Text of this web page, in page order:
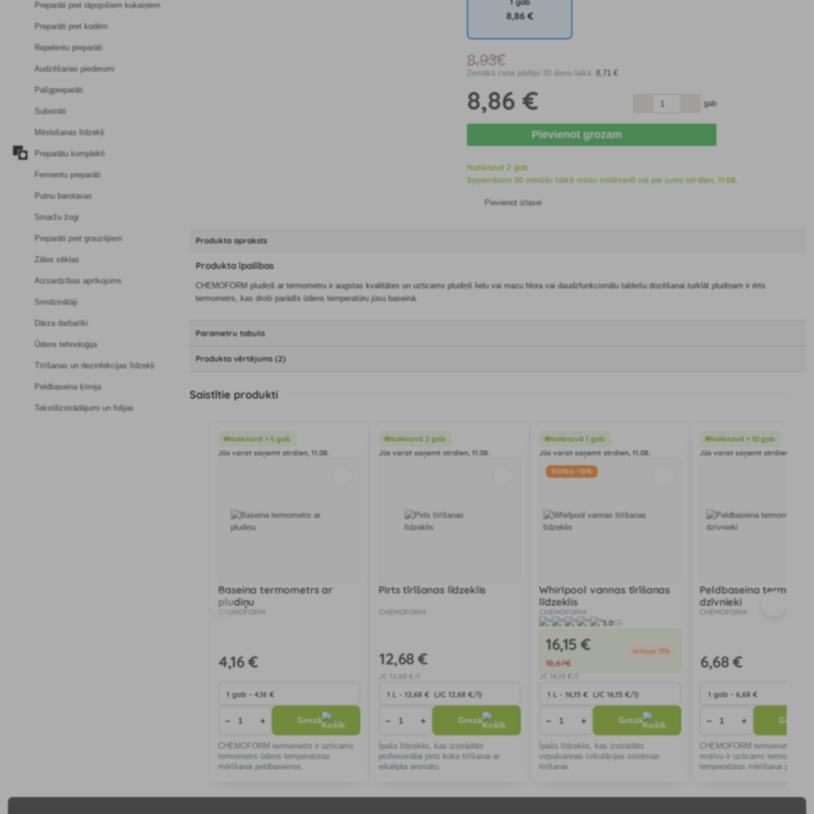
Preparāti pret rāpojošiem kukaiņiem
Preparāti pret kodēm
Repelentu preparāti
Audzēšanas piederumi
Palīgpreparāti
Substrāti
Mēslošanas līdzekļi
Preparātu komplekti
Fermentu preparāti
Putnu barotavas
Smaržu žogi
Preparāti pret grauzējiem
Zāles sēklas
Aizsardzības aprīkojums
Smidzinātāji
Dārza darbarīki
Ūdens tehnoloģija
Tīrīšanas un dezinfekcijas līdzekļi
Peldbaseina ķīmija
Tekstilizstrādājumi un folijas
8,86 €
8,93€
Zemākā cena pēdējo 30 dienu laikā: 8 ,71 €
8,86 € gab
Pievienot grozam
Noliktavā 2 gab
Saņemšana 30 minūšu laikā mūsu noliktavā vai pie jums otrdien, 11.08.
Pievienot izlasei
Produkta apraksts
Produkta īpašības
CHEMOFORM pludiņš ar termometru ir augstas kvalitātes un uzticams pludiņš lielu vai mazu hlora vai daudzfunkcionālu tablešu dozēšanai.turklāt pludiņam ir ērts
termometrs, kas droši parādīs ūdens temperatūru jūsu baseinā.
Parametru tabula
Produkta vērtējums (2)
Saistītie produkti
Noliktavā > 5 gab
Jūs varat saņemt otrdien, 11.08.
Baseina termometrs ar
pludiņu
CHEMOFORM
4,16 €
− + Grozā
CHEMOFORM termometrs ir uzticams
termometrs ūdens temperatūras
mērīšanai peldbaseinos.
Noliktavā 2 gab
Jūs varat saņemt otrdien, 11.08.
Pirts tīrīšanas līdzeklis
CHEMOFORM
12,68 €
12 ,68 €/l
− + Grozā
Īpašs līdzeklis, kas izstrādāts
profesionālai pirts koka tīrīšanai ar
eikalipta aromātu.
Noliktavā 1 gab
Jūs varat saņemt otrdien, 11.08.
Rīcība −13%
Whirlpool vannas tīrīšanas
līdzeklis
CHEMOFORM
5.0(3)
16,15 €
18,67€
Ietaupi 13%
16 ,15 €/l
− + Grozā
Īpašs līdzeklis, kas izstrādāts
virpuļvannas cirkulācijas sistēmas
tīrīšanai.
Noliktavā > 10 gab
Jūs varat saņemt otrdien, 11.08.
Peldbaseina
dzīvnieki
CHEMOFORM
6,68 €
− + Grozā
CHEMOFORM termometrs ar
motīvu ir uzticams termometrs
temperatūras mērīšanai